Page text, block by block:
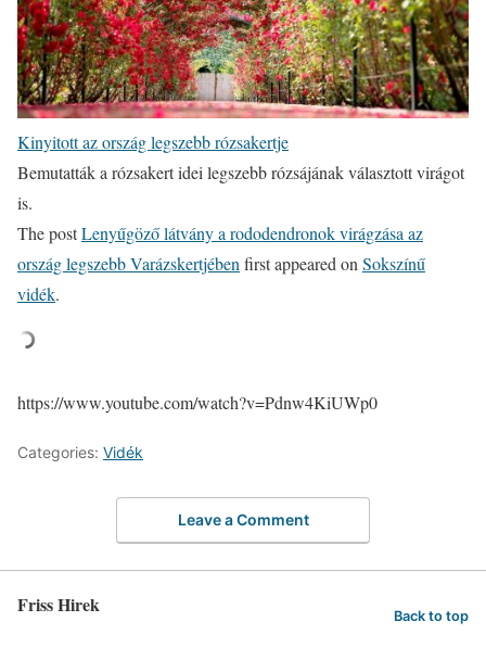
Kinyitott az ország legszebb rózsakertje
Bemutatták a rózsakert idei legszebb rózsájának választott virágot
is.
The postLenyűgöző látvány a rododendronok virágzása az
ország legszebb Varázskertjében first appeared on Sokszínű
vidék.
https://www.youtube.com/watch?v=Pdnw4KiUWp0
Categories: Vidék
Leave a Comment
Friss Hirek Back to top